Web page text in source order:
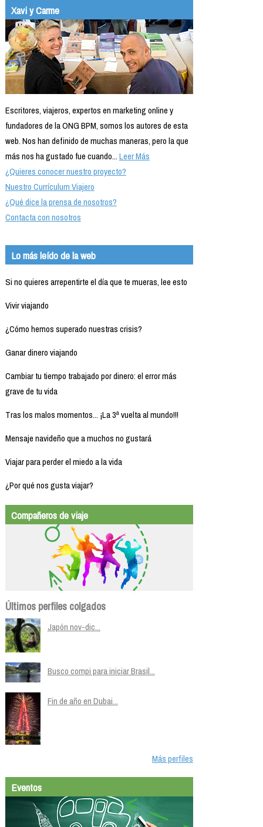
Xavi y Carme
Escritores, viajeros, expertos en marketing online y
fundadores de la ONG BPM, somos los autores de esta
web. Nos han definido de muchas maneras, pero la que
más nos ha gustado fue cuando...Leer Más
¿Quieres conocer nuestro proyecto?
Nuestro Currículum Viajero
¿Qué dice la prensa de nosotros?
Contacta con nosotros
Lo más leído de la web
Si no quieres arrepentirte el día que te mueras, lee esto
Vivir viajando
¿Cómo hemos superado nuestras crisis?
Ganar dinero viajando
Cambiar tu tiempo trabajado por dinero: el error más
grave de tu vida
Tras los malos momentos... ¡La 3ª vuelta al mundo!!!
Mensaje navideño que a muchos no gustará
Viajar para perder el miedo a la vida
¿Por qué nos gusta viajar?
Compañeros de viaje
Últimos perfiles colgados
Japón nov-dic...
Busco compi para iniciar Brasil...
Fin de año en Dubai...
Más perfiles
Eventos